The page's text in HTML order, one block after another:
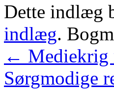
Dette indlæg
indlæg.
← Mediekrig
Sørgmodige